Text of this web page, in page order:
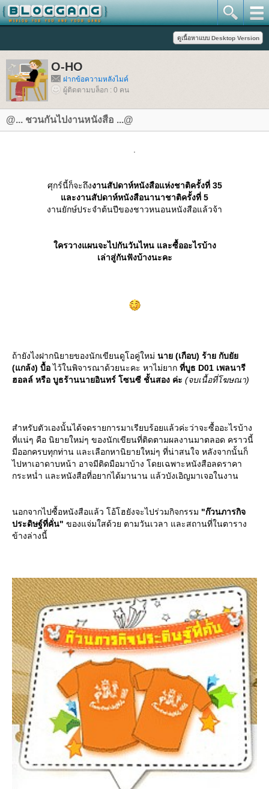
O-HO
ฝากข้อความหลังไมค์
ผู้ติดตามบล็อก : 0 คน
@... ชวนกันไปงานหนังสือ ...@
ศุกร์นี้ก็จะถึงงานสัปดาห์หนังสือแห่งชาติครั้งที่ 35
ละงานสัปดาห์หนังสือนานาชาติครั้งที่ 5
งานยักษ์ประจำต้นปีของชาวหนอนหนังสือแล้วจ้า
ครวางแผนจะไปกันวันไหน และซื้ออะไรบ้าง
เล่าสู่กันฟังบ้างนะคะ
ถ้ายังไงฝากนิยายของนักเขียนดูโอคู่ใหม่ นาย (เกือบ) ร้าย กับยั
(แกล้ง) บื้อไว้ในพิจารณาด้วยนะคะ หาไม่ยาก ที่บูธ D01 เพลนารี
ฮอลล์ หรือ บูธร้านนายอินทร์ โซนซี ชั้นสอง ค่ะ (จบเนื้อที่โฆษณา)
สำหรับตัวเองนั้นได้จดรายการมาเรียบร้อยแล้วค่ะว่าจะซื้ออะไรบ้าง
ที่แน่ๆ คือ นิยายใหม่ๆ ของนักเขียนที่ติดตามผลงานมาตลอด คราวนี้
มีออกครบทุกท่าน และเลือกหานิยายใหม่ๆ ที่น่าสนใจ หลังจากนั้นก็
ไปหาเอาดาบหน้า อาจมีติดมือมาบ้าง โดยเฉพาะหนังสือลดราคา
กระหน่ำ และหนังสือที่อยากได้มานาน แล้วบังเอิญมาเจอในงาน
นอกจากไปซื้อหนังสือแล้ว โอ้โฮยังจะไปร่วมกิจกรรม "ก๊วนภารกิจ
ประดิษฐ์ที่คั่น" ของแจ่มใสด้วย ตามวันเวลา และสถานที่ในตาราง
ข้างล่างนี้